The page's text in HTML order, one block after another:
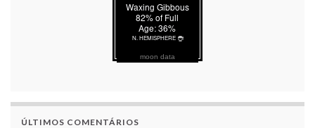
moon data
ÚLTIMOS COMENTÁRIOS